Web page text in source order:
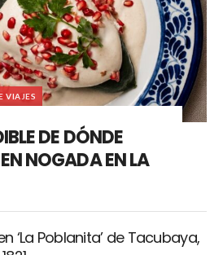
VIAJES
DE DÓNDE
NOGADA EN LA
‘La Poblanita’ de Tacubaya,